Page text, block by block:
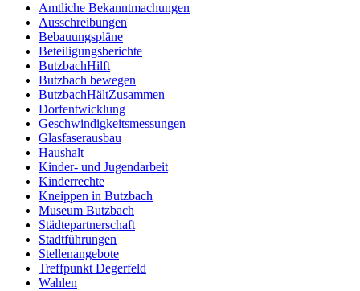
Amtliche Bekanntmachungen
Ausschreibungen
Bebauungspläne
Beteiligungsberichte
ButzbachHilft
Butzbach bewegen
ButzbachHältZusammen
Dorfentwicklung
Geschwindigkeitsmessungen
Glasfaserausbau
Haushalt
Kinder- und Jugendarbeit
Kinderrechte
Kneippen in Butzbach
Museum Butzbach
Städtepartnerschaft
Stadtführungen
Stellenangebote
Treffpunkt Degerfeld
Wahlen